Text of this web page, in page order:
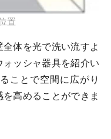
置
体を光で洗い流すよ
ッシャ器具を紹介い
ことで空間に広がり
高めることができま